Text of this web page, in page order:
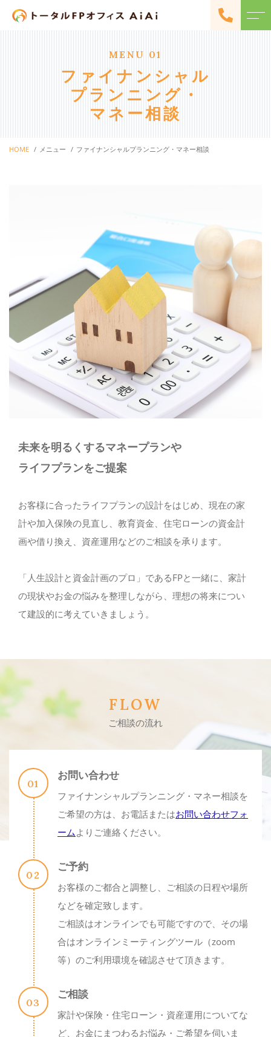
当社について
キャンペーン
お客様の声
アクセス
よくある質問
お問い合わせ
080-1627-1293
メールでのご予約
CONTACT
MENU 01
ファイナンシャル
プランニング・
マネー相談
HOME メニュー ファイナンシャルプランニング・マネー相談
未来を明るくするマネープランや
ライフプランをご提案
お客様に合ったライフプランの設計をはじめ、現在の家
計や加入保険の見直し、教育資金、住宅ローンの資金計
画や借り換え、資産運用などのご相談を承ります。
「人生設計と資金計画のプロ」であるFPと一緒に、家計
の現状やお金の悩みを整理しながら、理想の将来につい
て建設的に考えていきましょう。
FLOW
ご相談の流れ
お問い合わせ
ファイナンシャルプランニング・マネー相談を
ご希望の方は、お電話またはお問い合わせフォ
ーム よりご連絡ください。
ご予約
お客様のご都合と調整し、ご相談の日程や場所
などを確定致します。
ご相談はオンラインでも可能ですので、その場
合はオンラインミーティングツール（zoom
等）のご利用環境を確認させて頂きます。
ご相談
家計や保険・住宅ローン・資産運用についてな
ど、お金にまつわるお悩み・ご希望を伺いま